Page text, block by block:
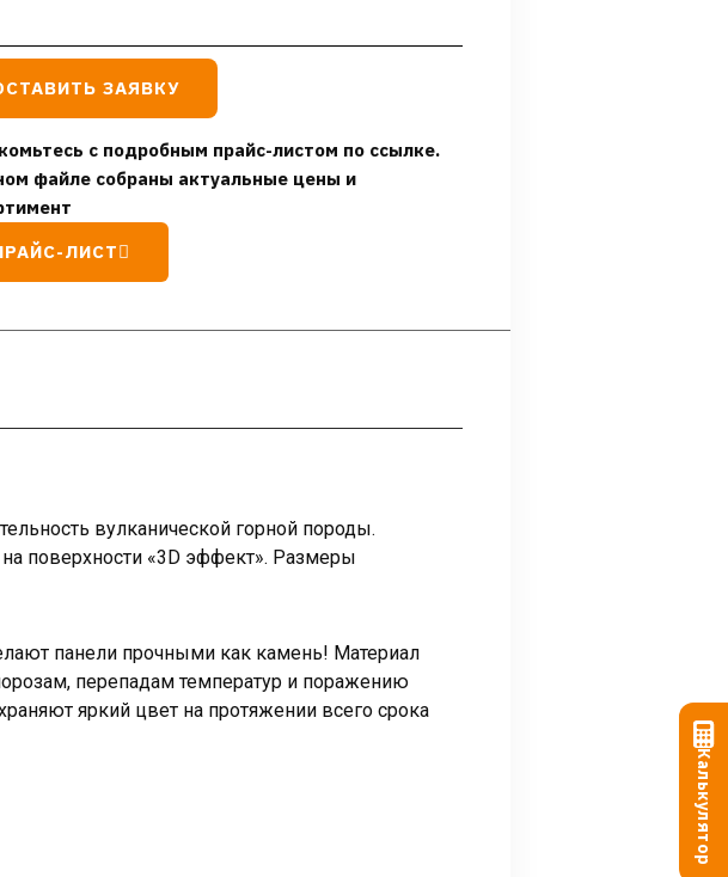
ЗАЯВКУ
с подробным прайс-листом по ссылке.
файле собраны актуальные цены и
ЛИСТ
вулканической горной породы.
поверхности «3D эффект». Размеры
панели прочными как камень! Материал
перепадам температур и поражению
яркий цвет на протяжении всего срока
Калькулятор